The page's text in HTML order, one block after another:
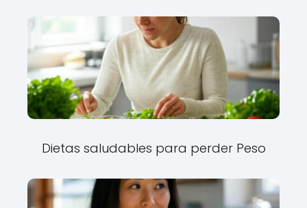
Dietas saludables para perder Peso